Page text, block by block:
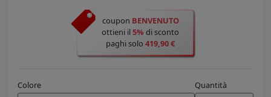
coupon BENVENUTO
ottieni il5% di sconto
paghi solo 419,90 €
Colore Quantità